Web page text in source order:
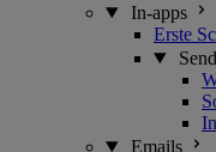
In-apps
Erste
Emails